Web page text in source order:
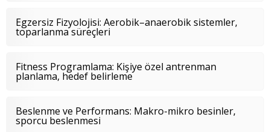
Egzersiz Fizyolojisi: Aerobik–anaerobik sistemler,
toparlanma süreçleri
Fitness Programlama: Kişiye özel antrenman
planlama, hedef belirleme
Beslenme ve Performans: Makro-mikro besinler,
sporcu beslenmesi